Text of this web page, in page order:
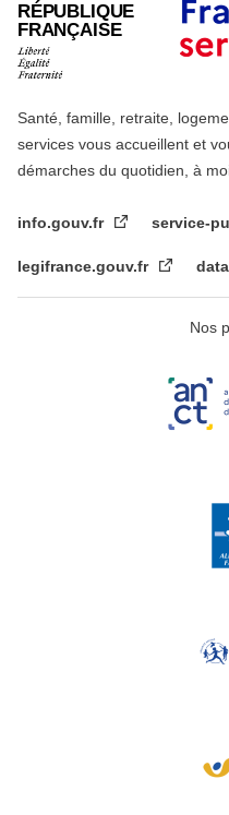
RÉPUBLIQUE
FRANÇAISE
Santé, famille, retraite,
services vous accueillent et
démarches du quotidien, à
info.gouv.fr service-
legifrance.gouv.fr
Nos